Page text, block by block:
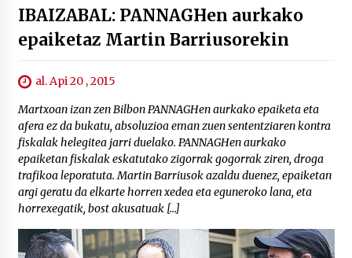
IBAIZABAL: PANNAGHen aurkako
epaiketaz Martin Barriusorekin
al. Api 20 , 2015
Martxoan izan zen Bilbon PANNAGHen aurkako epaiketa eta
afera ez da bukatu, absoluzioa eman zuen sententziaren kontra
fiskalak helegitea jarri duelako. PANNAGHen aurkako
epaiketan fiskalak eskatutako zigorrak gogorrak ziren, droga
trafikoa leporatuta. Martin Barriusok azaldu duenez, epaiketan
argi geratu da elkarte horren xedea eta eguneroko lana, eta
horrexegatik, bost akusatuak […]